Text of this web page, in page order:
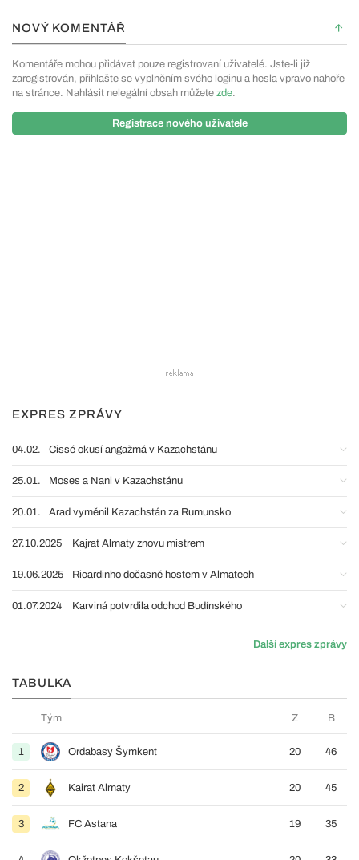
NOVÝ KOMENTÁŘ
Komentáře mohou přidávat pouze registrovaní uživatelé. Jste-li již
zaregistrován, přihlašte se vyplněním svého loginu a hesla vpravo nahoře
na stránce. Nahlásit nelegální obsah můžete zde.
Registrace nového uživatele
EXPRES ZPRÁVY
04.02. Cissé okusí angažmá v Kazachstánu
25.01. Moses a Nani v Kazachstánu
20.01. Arad vyměnil Kazachstán za Rumunsko
27.10.2025 Kajrat Almaty znovu mistrem
19.06.2025 Ricardinho dočasně hostem v Almatech
01.07.2024 Karviná potvrdila odchod Budínského
Další expres zprávy
TABULKA
Tým Z B
1 Ordabasy Šymkent 20 46
2 Kairat Almaty 20 45
3 FC Astana 19 35